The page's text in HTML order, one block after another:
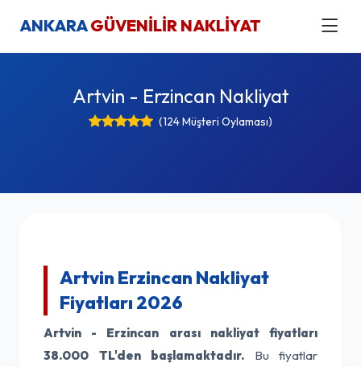
ANKARAGÜVENİLİR NAKLİYAT
Artvin - Erzincan Nakliyat
(124 Müşteri Oylaması)
Artvin Erzincan Nakliyat
Fiyatları 2026
Artvin - Erzincan arası nakliyat fiyatları
38.000 TL'den başlamaktadır. Bu fiyatlar